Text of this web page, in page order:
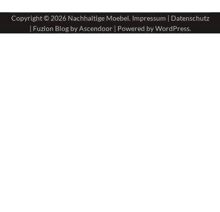
Copyright © 2026 Nachhaltige Moebel. Impressum | Datenschutz
| Fuzion Blog byAscendoor| Powered byWordPress.